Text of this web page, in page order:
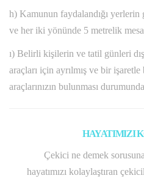
h) Kamunun faydalandığı yerlerin
ve her iki yönünde 5 metrelik
ı) Belirli kişilerin ve tatil günleri
araçları için ayrılmış ve bir
araçlarınızın bulunması
HAYATIMIZI
Çekici ne demek
hayatımızı kolaylaştıran